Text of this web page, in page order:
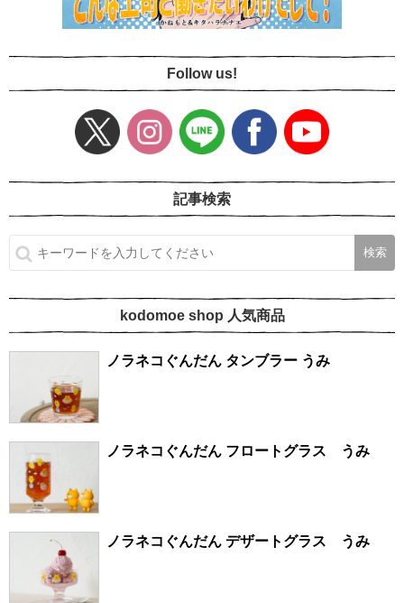
Follow us!
記事検索
kodomoe shop 人気商品
ノラネコぐんだん タンブラー うみ
ノラネコぐんだん フロートグラス うみ
ノラネコぐんだん デザートグラス うみ